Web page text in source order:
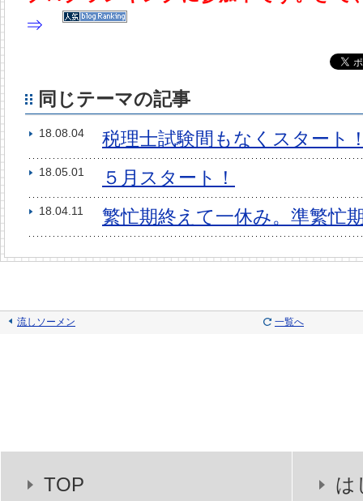
⇒
同じテーマの記事
18.08.04 税理士試験間もなくスタート
18.05.01 ５月スタート！
18.04.11 繁忙期終えて一休み。準繁忙
流しソーメン 一覧へ
TOP は